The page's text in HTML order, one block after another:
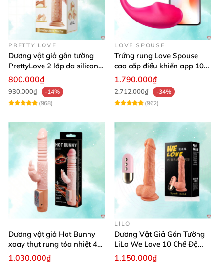
PRETTY LOVE
Dương vật giả gắn tường
PrettyLove 2 lớp da silicon
mềm mịn không rung
800.000₫
930.000₫
-14%
(968)
LOVE SPOUSE
Trứng rung Love Spouse
cao cấp điều khiển app 10
chế độ rung cực khoái toàn
1.790.000₫
2.712.000₫
-34%
(962)
Dương vật giả Hot Bunny
xoay thụt rung tỏa nhiệt 48
độ
1.030.000₫
LILO
Dương Vật Giả Gắn Tường
LiLo We Love 10 Chế Độ
Rung Nhiệt
1.150.000₫